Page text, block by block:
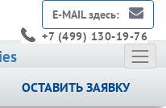
E-MAIL здесь:
+7 (499) 130-19-76
ОСТАВИТЬ ЗАЯВКУ